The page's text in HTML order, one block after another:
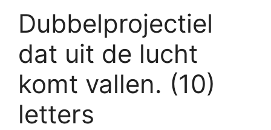
Dubbelprojectiel
dat uit de lucht
komt vallen. (10)
letters